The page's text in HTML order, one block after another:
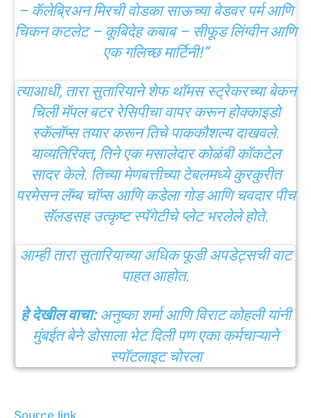
– कॅलेब्रिअन मिरची वोडका साऊच्या बेडवर पर्म आणि
चिकन कटलेट – कूबिदेह कबाब – सीफूड लिंग्वीन आणि
एक गलिच्छ मार्टिनी!”
त्याआधी, तारा सुतारियाने शेफ थॉमस स्ट्रेकरच्या बेकन
चिली मॅपल बटर रेसिपीचा वापर करून होक्काइडो
स्कॅलॉप्स तयार करून तिचे पाककौशल्य दाखवले.
याव्यतिरिक्त, तिने एक मसालेदार कोळंबी कॉकटेल
सादर केले. तिच्या मेणबत्तीच्या टेबलमध्ये कुरकुरीत
परमेसन लॅम्ब चॉप्स आणि कडेला गोड आणि चवदार पीच
सॅलडसह उत्कृष्ट स्पॅगेटीचे प्लेट भरलेले होते.
आम्ही तारा सुतारियाच्या अधिक फूडी अपडेट्सची वाट
पाहत आहोत.
हे देखील वाचा: अनुष्का शर्मा आणि विराट कोहली यांनी
मुंबईत बेने डोसाला भेट दिली पण एका कर्मचाऱ्याने
स्पॉटलाइट चोरला